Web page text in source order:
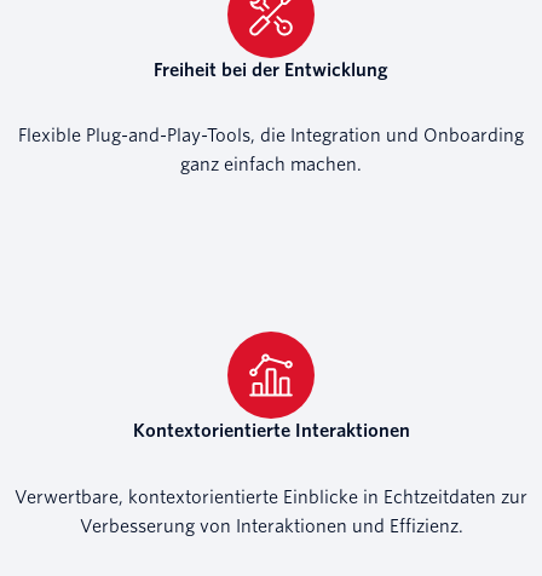
Freiheit bei der Entwicklung
Flexible Plug-and-Play-Tools, die Integration und Onboarding
ganz einfach machen.
Kontextorientierte Interaktionen
Verwertbare, kontextorientierte Einblicke in Echtzeitdaten zur
Verbesserung von Interaktionen und Effizienz.